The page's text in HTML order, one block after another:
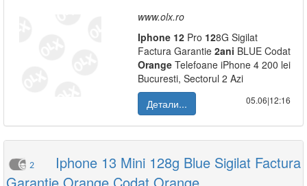
www.olx.ro
Iphone 12 Pro 128G Sigilat
Factura Garantie 2ani BLUE Codat
Orange Telefoane iPhone 4 200 lei
Bucuresti, Sectorul 2 Azi
Детали...
05.06|12:16
2
Iphone 13 Mini 128g Blue Sigilat Factura